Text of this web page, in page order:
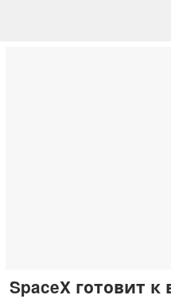
SpaceX готовит